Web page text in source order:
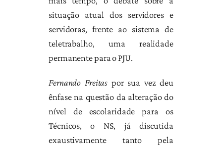
situação atual dos servidores e
servidoras, frente ao sistema de
teletrabalho, uma realidade
permanente para o PJU.
Fernando Freitas por sua vez deu
ênfase na questão da alteração do
nível de escolaridade para os
Técnicos, o NS, já discutida
exaustivamente tanto pela